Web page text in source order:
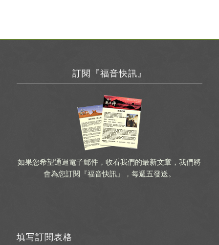
訂閱『福音快訊』
如果您希望通過電子郵件，收看我們的最新文章，我們將
會為您訂閱『福音快訊』，每週五發送。
填写訂閱表格